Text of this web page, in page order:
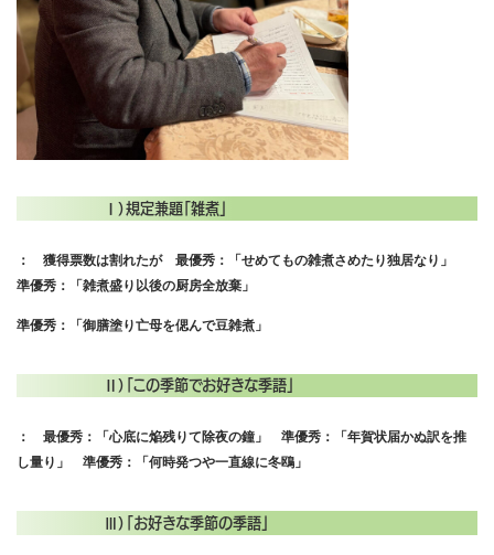
Ⅰ）規定兼題「雑煮」
： 獲得票数は割れたが 最優秀：「せめてもの雑煮さめたり独居なり」
準優秀：「雑煮盛り以後の厨房全放棄」
準優秀：「御膳塗り亡母を偲んで豆雑煮」
Ⅱ）「この季節でお好きな季語」
： 最優秀：「心底に焔残りて除夜の鐘」 準優秀：「年賀状届かぬ訳を推
し量り」 準優秀：「何時発つや一直線に冬鴎」
Ⅲ）「お好きな季節の季語」